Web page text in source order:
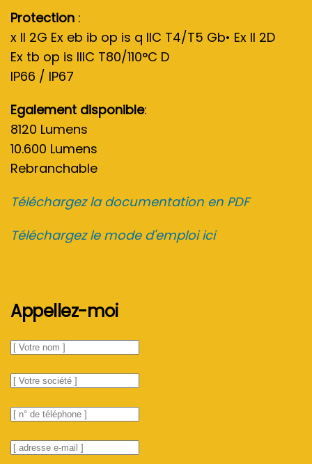
Protection :
x II 2G Ex eb ib op is q IIC T4/T5 Gb• Ex II 2D
Ex tb op is IIIC T80/110°C D
IP66 / IP67
Egalement disponible:
8120 Lumens
10.600 Lumens
Rebranchable
Téléchargez la documentation en PDF
Téléchargez le mode d'emploi ici
Appellez-moi